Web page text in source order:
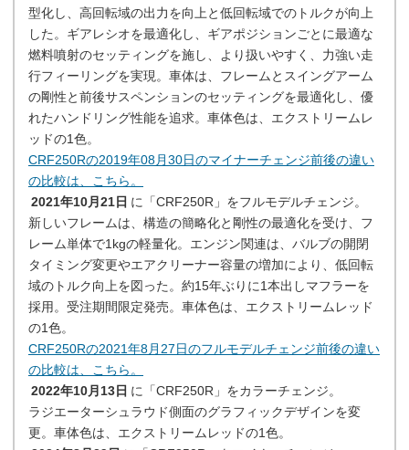
型化し、高回転域の出力を向上と低回転域でのトルクが向上
した。ギアレシオを最適化し、ギアポジションごとに最適な
燃料噴射のセッティングを施し、より扱いやすく、力強い走
行フィーリングを実現。車体は、フレームとスイングアーム
の剛性と前後サスペンションのセッティングを最適化し、優
れたハンドリング性能を追求。車体色は、エクストリームレ
ッドの1色。
CRF250Rの2019年08月30日のマイナーチェンジ前後の違い
の比較は、こちら。
2021年10月21日 に「CRF250R」をフルモデルチェンジ。
新しいフレームは、構造の簡略化と剛性の最適化を受け、フ
レーム単体で1kgの軽量化。エンジン関連は、バルブの開閉
タイミング変更やエアクリーナー容量の増加により、低回転
域のトルク向上を図った。約15年ぶりに1本出しマフラーを
採用。受注期間限定発売。車体色は、エクストリームレッド
の1色。
CRF250Rの2021年8月27日のフルモデルチェンジ前後の違い
の比較は、こちら。
2022年10月13日 に「CRF250R」をカラーチェンジ。
ラジエーターシュラウド側面のグラフィックデザインを変
更。車体色は、エクストリームレッドの1色。